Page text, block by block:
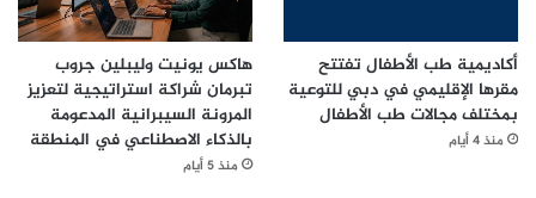
أكاديمية طب الأطفال تفتتح
مقرها الإقليمي في دبي للتوعية
بمختلف مجالات طب الأطفال
منذ 4 أيام
هاكس يونيت وليبلين جروب
تبرمان شراكة استراتيجية لتعزيز
المرونة السيبرانية المدعومة
بالذكاء الاصطناعي في المنطقة
منذ 5 أيام